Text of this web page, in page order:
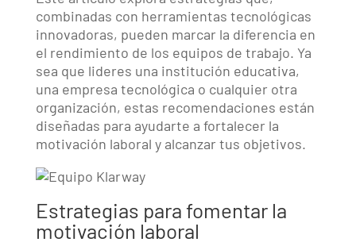
combinadas con herramientas tecnológicas
innovadoras, pueden marcar la diferencia en
el rendimiento de los equipos de trabajo. Ya
sea que lideres una institución educativa,
una empresa tecnológica o cualquier otra
organización, estas recomendaciones están
diseñadas para ayudarte a fortalecer la
motivación laboral y alcanzar tus objetivos.
Estrategias para fomentar la
motivación laboral